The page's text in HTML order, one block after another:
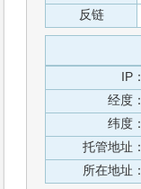
反链
IP：
经度：
纬度：
托管地址：
所在地址：